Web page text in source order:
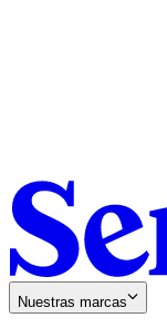
Nuestras marcas